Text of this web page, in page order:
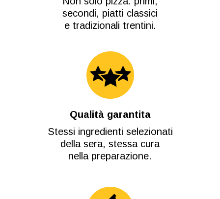
secondi, piatti classici
e tradizionali trentini.
Qualità garantita
Stessi ingredienti selezionati
della sera, stessa cura
nella preparazione.